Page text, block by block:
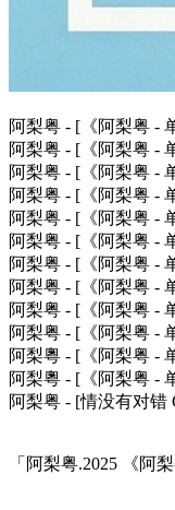
阿梨粤 - [《阿梨粤 -
阿梨粤 - [《阿梨粤 -
阿梨粤 - [《阿梨粤 -
阿梨粤 - [《阿梨粤 -
阿梨粤 - [《阿梨粤 -
阿梨粤 - [《阿梨粤 -
阿梨粤 - [《阿梨粤 -
阿梨粤 - [《阿梨粤 -
阿梨粤 - [《阿梨粤 -
阿梨粤 - [《阿梨粤 -
阿梨粵 - [《阿梨粤 -
阿梨粵 - [《阿梨粤 -
阿梨粤 - [情没有对
「阿梨粤.2025 《阿